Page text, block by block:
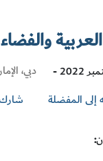
Visit
دبي،
إلى المفضلة
: